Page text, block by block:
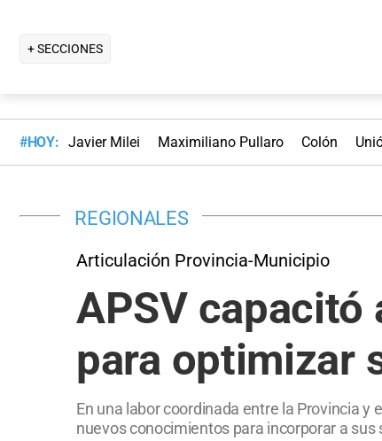
+ SECCIONES
#HOY: Javier Milei Maximiliano Pullaro Colón
REGIONALES
Articulación Provincia-Municipio
APSV capacitó
para optimizar
En una labor coordinada entre la Provincia
nuevos conocimientos para incorporar a sus